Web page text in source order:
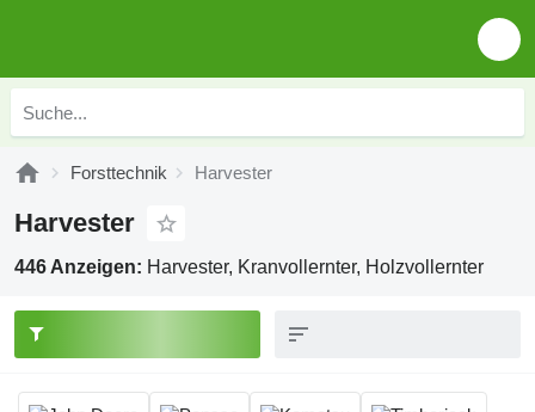
Forsttechnik Harvester
Harvester
446 Anzeigen: Harvester, Kranvollernter, Holzvollernter